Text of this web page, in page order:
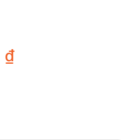
₫